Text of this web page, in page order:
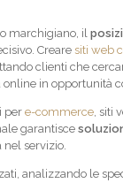
marchigiano, il
Creare siti web
clienti che
in opportunità
per e-commerce, siti
garantisce
nel servizio.
analizzando le